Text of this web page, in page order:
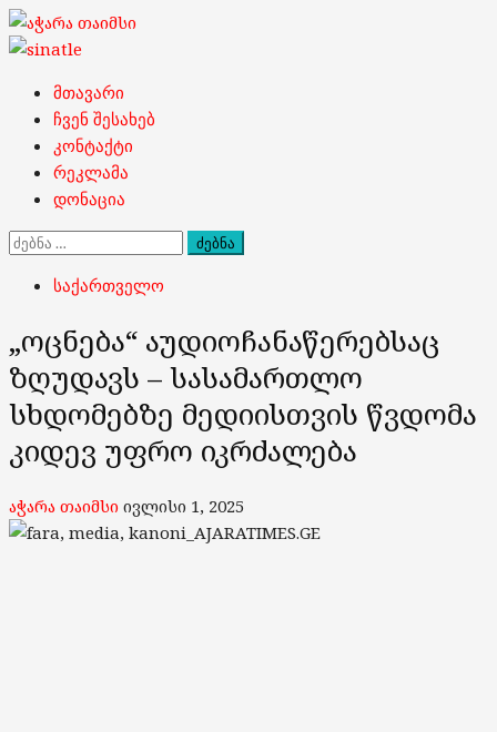
Skip
to
Primary
Menu
მთავარი
ჩვენ შესახებ
კონტაქტი
რეკლამა
დონაცია
ძებნა:
საქართველო
„ოცნება“ აუდიოჩანაწერებსაც
ზღუდავს – სასამართლო
სხდომებზე მედიისთვის წვდომა
კიდევ უფრო იკრძალება
აჭარა თაიმსი ივლისი 1, 2025